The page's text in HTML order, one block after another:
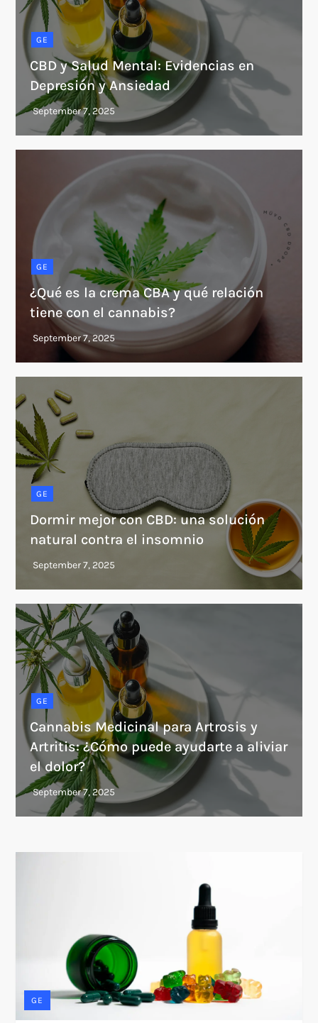
GE
CBD y Salud Mental: Evidencias en
Depresión y Ansiedad
GE
¿Qué es la crema CBA y qué relación
tiene con el cannabis?
GE
Dormir mejor con CBD: una solución
natural contra el insomnio
GE
Cannabis Medicinal para Artrosis y
Artritis: ¿Cómo puede ayudarte a aliviar
el dolor?
GE